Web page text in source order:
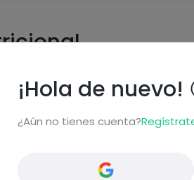
¡Hola de nuevo!
¿Aún no tienes cuenta?